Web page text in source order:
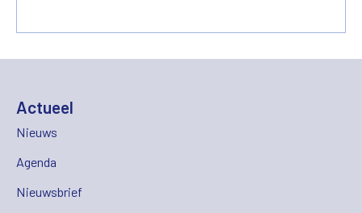
Actueel
Nieuws
Agenda
Nieuwsbrief